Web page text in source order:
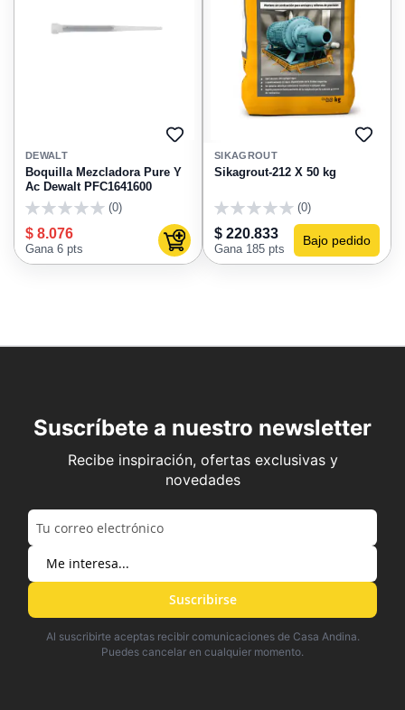
AGREGAR
FAVORITOS
DEWALT
Boquilla Mezcladora Pure Y
Ac Dewalt PFC1641600
(0)
$ 8.076
Gana 6 pts Agregar al carrito
SIKAGROUT
Sikagrout-212 X 50 kg
(0)
$ 220.833
Gana 185 pts
Bajo pedido
Suscríbete a nuestro newsletter
Recibe inspiración, ofertas exclusivas y
novedades
Suscribirse
Al suscribirte aceptas recibir comunicaciones de Casa Andina.
Puedes cancelar en cualquier momento.